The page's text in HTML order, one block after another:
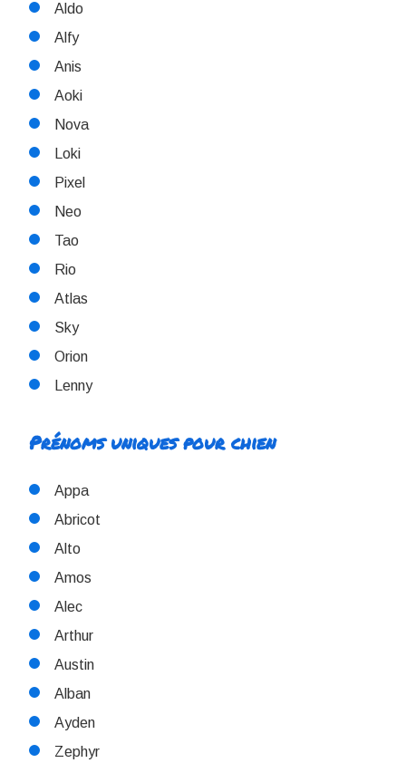
Aldo
Alfy
Anis
Aoki
Nova
Loki
Pixel
Neo
Tao
Rio
Atlas
Sky
Orion
Lenny
Prénoms uniques pour chien
Appa
Abricot
Alto
Amos
Alec
Arthur
Austin
Alban
Ayden
Zephyr